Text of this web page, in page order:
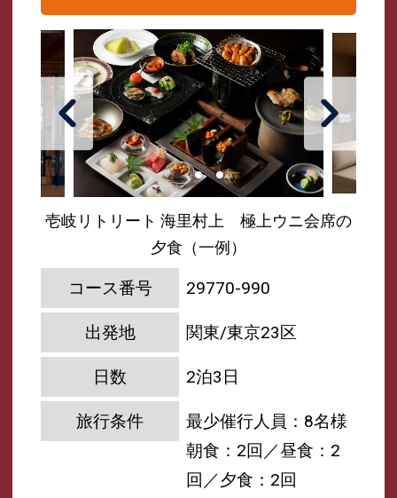
壱岐リトリート 海里村上 極上ウニ会席の
夕食（一例）
コース番号 29770-990
出発地 関東/東京23区
日数 2泊3日
旅行条件
最少催行人員：8名様
朝食：2回／昼食：2
回／夕食：2回